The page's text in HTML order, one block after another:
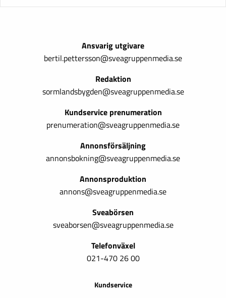
Ansvarig utgivare
bertil.pettersson@sveagruppenmedia.se
Redaktion
sormlandsbygden@sveagruppenmedia.se
Kundservice prenumeration
prenumeration@sveagruppenmedia.se
Annonsförsäljning
annonsbokning@sveagruppenmedia.se
Annonsproduktion
annons@sveagruppenmedia.se
Sveabörsen
sveaborsen@sveagruppenmedia.se
Telefonväxel
021-470 26 00
Kundservice